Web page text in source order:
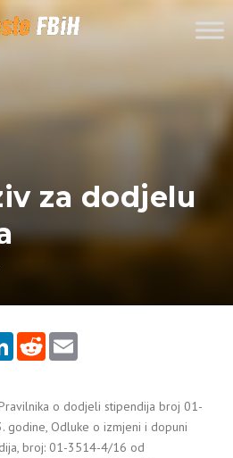
za dodjelu
LinkedInReddit
o dodjeli stipendija broj 01-
Odluke o izmjeni i dopuni
broj: 01-3514-4/16 od